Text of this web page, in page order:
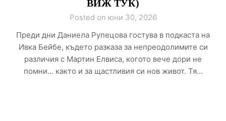
ВИЖ ТУК)
Posted on юни 30, 2026
Преди дни Даниела Рупецова гостува в подкаста на
Ивка Бейбе, където разказа за непреодолимите си
различия с Мартин Елвиса, когото вече дори не
помни… както и за щастливия си нов живот. Тя…